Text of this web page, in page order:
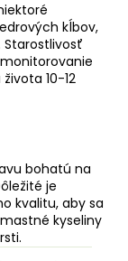
kĺbov,
10-12
bohatú na
je
kvalitu, aby sa
kyseliny